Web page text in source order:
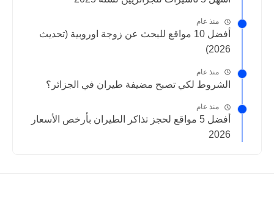
منذ عام
أفضل 10 مواقع للبحث عن زوجة اوروبية (تحديث
2026)
منذ عام
الشروط لكي تصبح مضيفة طيران في الجزائر؟
منذ عام
أفضل 5 مواقع لحجز تذاكر الطيران بأرخص الأسعار
2026